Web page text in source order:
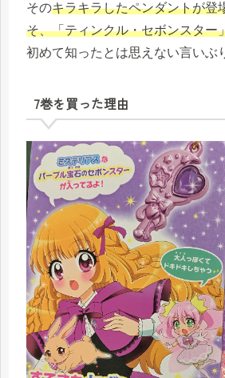
そのキラキラしたペンダントが登
そ、「ティンクル・セボンスター
初めて知ったとは思えない言いぶ
7巻を買った理由